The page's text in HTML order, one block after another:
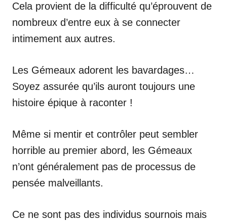
Cela provient de la difficulté qu’éprouvent de
nombreux d’entre eux à se connecter
intimement aux autres.
Les Gémeaux adorent les bavardages…
Soyez assurée qu’ils auront toujours une
histoire épique à raconter !
Même si mentir et contrôler peut sembler
horrible au premier abord, les Gémeaux
n’ont généralement pas de processus de
pensée malveillants.
Ce ne sont pas des individus sournois mais